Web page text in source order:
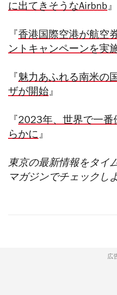
に出てきそうなAirbnb』
『 香港国際空港が航空
ントキャンペーンを実
『 魅力あふれる南米の
ザが開始』
『 2023年、世界で一番
らかに』
東京の最新情報をタイ
マガジンでチェックし
広